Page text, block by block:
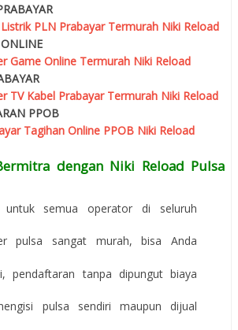
PLN Prabayar Termurah Niki Reload
Game Online Termurah Niki Reload
TV Kabel Prabayar Termurah Niki Reload
PPOB
Tagihan Online PPOB Niki Reload
dengan Niki Reload Pulsa
semua operator di seluruh
pulsa sangat murah, bisa Anda
pendaftaran tanpa dipungut biaya
pulsa sendiri maupun dijual